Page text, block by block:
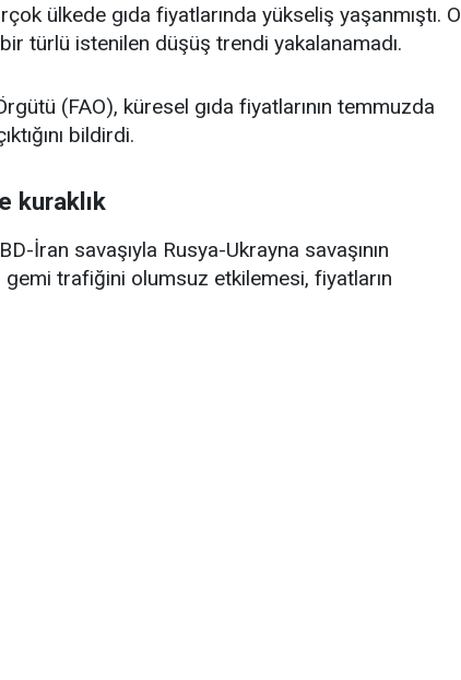
ülkede gıda fiyatlarında yükseliş yaşanmıştı. O
türlü istenilen düşüş trendi yakalanamadı.
(FAO), küresel gıda fiyatlarının temmuzda
bildirdi.
kuraklık
İran savaşıyla Rusya-Ukrayna savaşının
gemi trafiğini olumsuz etkilemesi, fiyatların